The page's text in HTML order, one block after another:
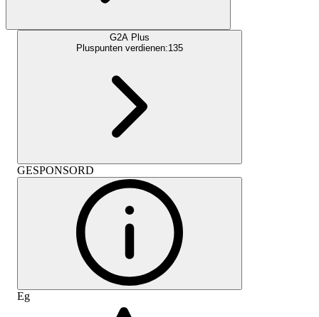
G2A Plus
Pluspunten verdienen:135
GESPONSORD
Eg